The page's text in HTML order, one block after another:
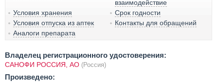
взаимодействие
Условия хранения
Срок годности
Условия отпуска из аптек
Контакты для обращений
Аналоги препарата
Владелец регистрационного удостоверения:
САНОФИ РОССИЯ, АО (Россия)
Произведено: